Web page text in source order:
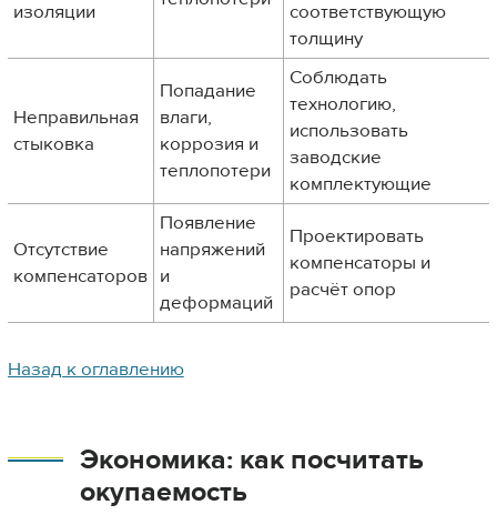
изоляции
соответствующую
толщину
Неправильная
стыковка
Попадание
влаги,
коррозия и
теплопотери
Соблюдать
технологию,
использовать
заводские
комплектующие
Отсутствие
компенсаторов
Появление
напряжений
и
деформаций
Проектировать
компенсаторы и
расчёт опор
Назад к оглавлению
Экономика: как посчитать
окупаемость